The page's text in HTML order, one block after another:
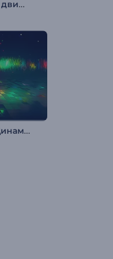
Визуализатор: Эйфория движения
Визуализатор музыки: Динамичный глитч